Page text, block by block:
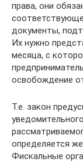
права, они
документы,
Их нужно
месяца, с
освобождение
Т.е. закон
определяется
Фискальные